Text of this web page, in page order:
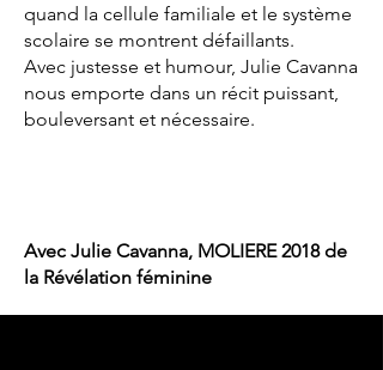
quand la cellule familiale et le système
scolaire se montrent défaillants.
Avec justesse et humour, Julie Cavanna
nous emporte dans un récit puissant,
bouleversant et nécessaire.
Avec Julie Cavanna, MOLIERE 2018 de
la Révélation féminine